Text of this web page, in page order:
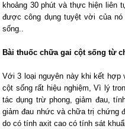
khoảng 30 phút và thực hiện liên
được công dụng tuyệt vời của
sống..
Bài thuốc chữa gai cột sống từ
Với 3 loại nguyên này khi kết hợp
cột sống rất hiệu nghiệm, Vì lý
tác dụng trừ phong, giảm đau,
giảm đau nhức và chữa trị chứng
do có tính axit cao có tính sát